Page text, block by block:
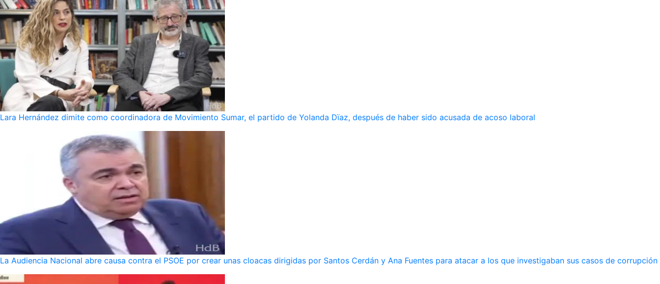
Lara Hernández dimite como coordinadora de Movimiento Sumar, el partido de Yolanda Dïaz, después de haber sido acusada de acoso laboral
La Audiencia Nacional abre causa contra el PSOE por crear unas cloacas dirigidas por Santos Cerdán y Ana Fuentes para atacar a los que investigaban sus casos de corrupción